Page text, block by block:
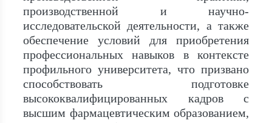
производственной и научно-
исследовательской деятельности, а также
обеспечение условий для приобретения
профессиональных навыков в контексте
профильного университета, что призвано
способствовать подготовке
высококвалифицированных кадров с
высшим фармацевтическим образованием,